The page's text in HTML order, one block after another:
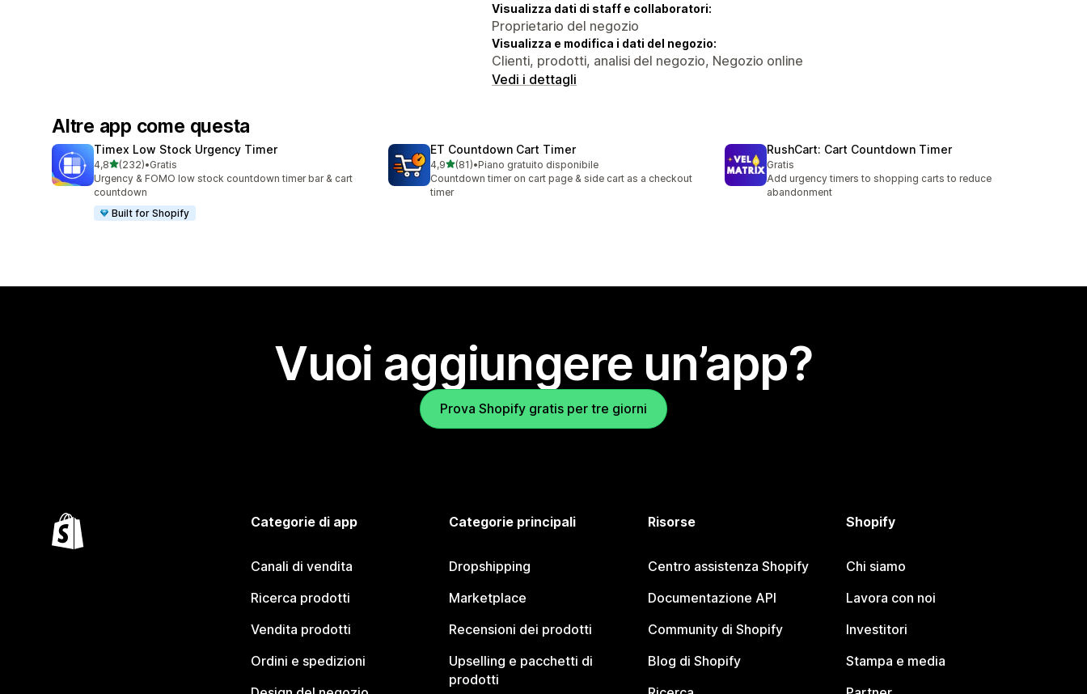
Visualizza dati di staff e collaboratori:
Proprietario del negozio
Visualizza e modifica i dati del negozio:
Clienti, prodotti, analisi del negozio, Negozio online
Vedi i dettagli
Altre app come questa
Timex Low Stock Urgency Timer
4,8stelle su 5
(232)
232 recensioni totali
•Gratis
Urgency & FOMO low stock countdown timer bar & cart
countdown
Built for Shopify
ET Countdown Cart Timer
4,9stelle su 5
(81)
81 recensioni totali
•Piano gratuito disponibile
Countdown timer on cart page & side cart as a checkout
timer
RushCart: Cart Countdown Timer
Gratis
Add urgency timers to shopping carts to reduce
abandonment
Vuoi aggiungere un’app?
Prova Shopify gratis per tre giorni
Categorie di app
Canali di vendita
Ricerca prodotti
Vendita prodotti
Ordini e spedizioni
Categorie principali
Dropshipping
Marketplace
Recensioni dei prodotti
Upselling e pacchetti di
prodotti
Risorse
Centro assistenza Shopify
Documentazione API
Community di Shopify
Blog di Shopify
Shopify
Chi siamo
Lavora con noi
Investitori
Stampa e media